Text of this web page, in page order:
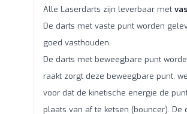
Alle Laserdarts zijn leverbaar met
De darts met vaste punt worden
goed vasthouden.
De darts met beweegbare punt
raakt zorgt deze beweegbare punt,
voor dat de kinetische energie de
plaats van af te ketsen (bouncer).